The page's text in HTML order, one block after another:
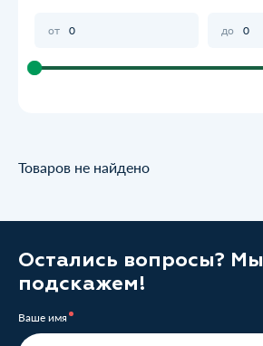
от до
Товаров не найдено
Остались вопросы? Мы
подскажем!
Ваше имя